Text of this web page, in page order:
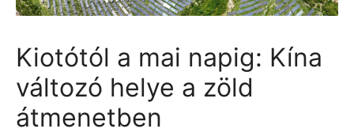
Kiotótól a mai napig: Kína
változó helye a zöld
átmenetben